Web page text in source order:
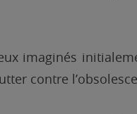
imaginés
contre